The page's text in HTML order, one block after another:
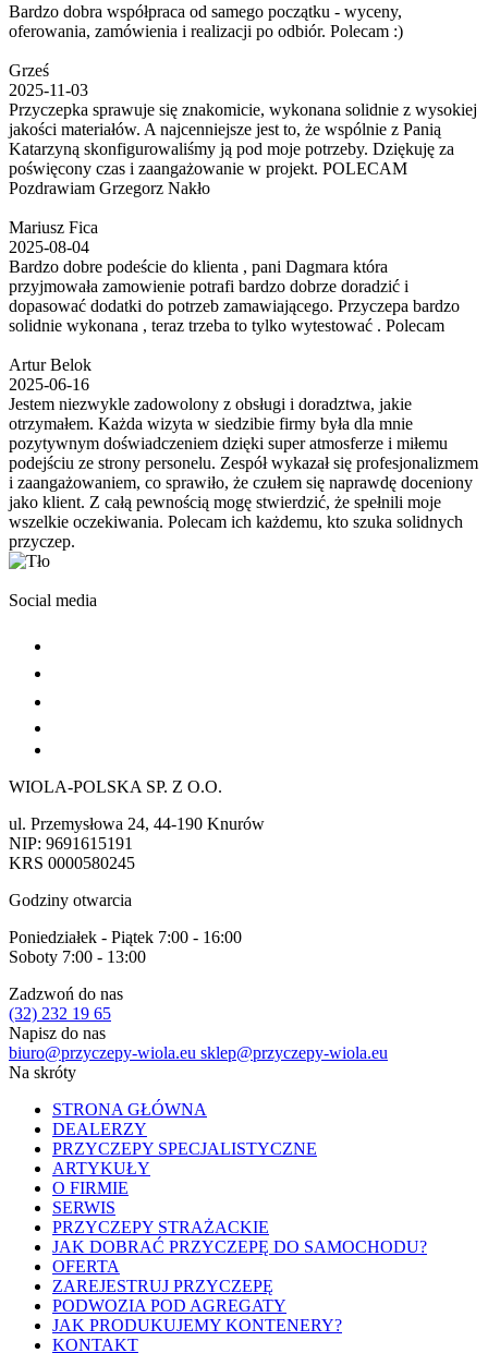
Bardzo dobra współpraca od samego początku - wyceny,
oferowania, zamówienia i realizacji po odbiór. Polecam :)
Grześ
2025-11-03
Przyczepka sprawuje się znakomicie, wykonana solidnie z wysokiej
jakości materiałów. A najcenniejsze jest to, że wspólnie z Panią
Katarzyną skonfigurowaliśmy ją pod moje potrzeby. Dziękuję za
poświęcony czas i zaangażowanie w projekt. POLECAM
Pozdrawiam Grzegorz Nakło
Mariusz Fica
2025-08-04
Bardzo dobre podeście do klienta , pani Dagmara która
przyjmowała zamowienie potrafi bardzo dobrze doradzić i
dopasować dodatki do potrzeb zamawiającego. Przyczepa bardzo
solidnie wykonana , teraz trzeba to tylko wytestować . Polecam
Artur Belok
2025-06-16
Jestem niezwykle zadowolony z obsługi i doradztwa, jakie
otrzymałem. Każda wizyta w siedzibie firmy była dla mnie
pozytywnym doświadczeniem dzięki super atmosferze i miłemu
podejściu ze strony personelu. Zespół wykazał się profesjonalizmem
i zaangażowaniem, co sprawiło, że czułem się naprawdę doceniony
jako klient. Z całą pewnością mogę stwierdzić, że spełnili moje
wszelkie oczekiwania. Polecam ich każdemu, kto szuka solidnych
przyczep.
Social media
WIOLA-POLSKA SP. Z O.O.
ul. Przemysłowa 24, 44-190 Knurów
NIP: 9691615191
KRS 0000580245
Godziny otwarcia
Poniedziałek - Piątek 7:00 - 16:00
Soboty 7:00 - 13:00
Zadzwoń do nas
(32) 232 19 65
Napisz do nas
biuro@przyczepy-wiola.eu sklep@przyczepy-wiola.eu
Na skróty
STRONA GŁÓWNA
DEALERZY
PRZYCZEPY SPECJALISTYCZNE
ARTYKUŁY
O FIRMIE
SERWIS
PRZYCZEPY STRAŻACKIE
JAK DOBRAĆ PRZYCZEPĘ DO SAMOCHODU?
OFERTA
ZAREJESTRUJ PRZYCZEPĘ
PODWOZIA POD AGREGATY
JAK PRODUKUJEMY KONTENERY?
KONTAKT